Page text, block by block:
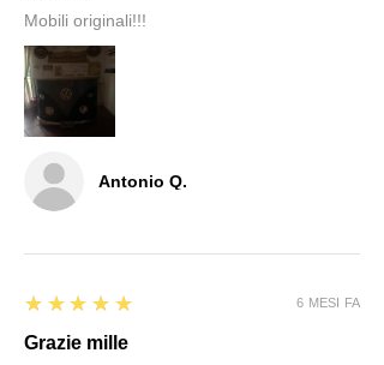
Antonio Q.
Mobili originali!!!
5
★★★★★
Grazie mille
6 MESI FA